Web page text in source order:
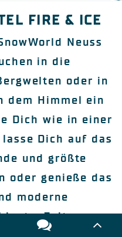
FIRE & ICE
Neuss
in die
oder in
dem Himmel ein
Dich wie in einer
Dich auf das
und größte
oder genieße das
moderne
Zeit zum